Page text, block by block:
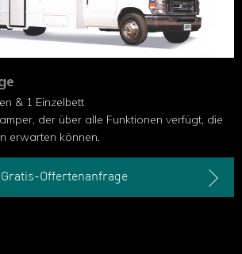
& 1 Einzelbett
der über alle Funktionen verfügt, die
erwarten können.
Gratis-Offertenanfrage